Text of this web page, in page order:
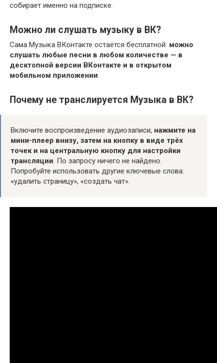
собирает именно на подписке.
Можно ли слушать музыку в ВК?
Сама Музыка ВКонтакте остаётся бесплатной: можно
слушать любые песни в любом количестве — в
десктопной версии ВКонтакте и в открытом
мобильном приложении.
Почему не транслируется Музыка в ВК?
Включите воспроизведение аудиозаписи, нажмите на
мини-плеер внизу, затем на кнопку в виде трёх
точек и на центральную кнопку для настройки
трансляции. По запросу ничего не найдено.
Попробуйте использовать другие ключевые слова:
«удалить страницу», «создать чат».